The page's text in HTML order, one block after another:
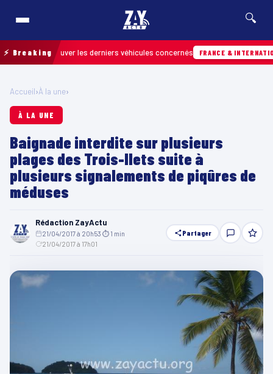
🔍
⚡ Breaking
retrouver les derniers véhicules concernés FRANCE & INTERNATIONALE
Accueil›À la une›
À LA UNE
Baignade interdite sur plusieurs
plages des Trois-Ilets suite à
plusieurs signalements de piqûres de
méduses
Rédaction ZayActu
21/04/2017 à 20h53 ⏱ 1 min
21/04/2017 à 17h01
Partager